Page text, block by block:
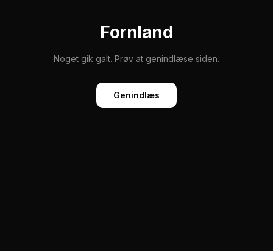
Fornland
Noget gik galt. Prøv at genindlæse siden.
Genindlæs